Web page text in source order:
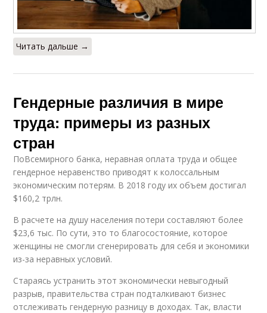
Читать дальше →
Гендерные различия в мире
труда: примеры из разных
стран
ПоВсемирного банка, неравная оплата труда и общее
гендерное неравенство приводят к колоссальным
экономическим потерям. В 2018 году их объем достигал
$160,2 трлн.
В расчете на душу населения потери составляют более
$23,6 тыс. По сути, это то благосостояние, которое
женщины не смогли сгенерировать для себя и экономики
из-за неравных условий.
Стараясь устранить этот экономически невыгодный
разрыв, правительства стран подталкивают бизнес
отслеживать гендерную разницу в доходах. Так, власти